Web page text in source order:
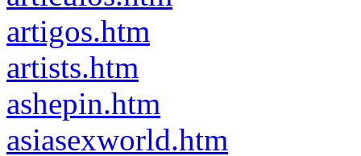
artigos.htm
artists.htm
ashepin.htm
asiasexworld.htm